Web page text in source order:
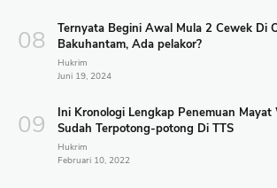
Ternyata Begini Awal Mula 2 Cewek Di
Bakuhantam, Ada pelakor?
Hukrim
Juni 19, 2024
Ini Kronologi Lengkap Penemuan Mayat
Sudah Terpotong-potong Di TTS
Hukrim
Februari 10, 2022